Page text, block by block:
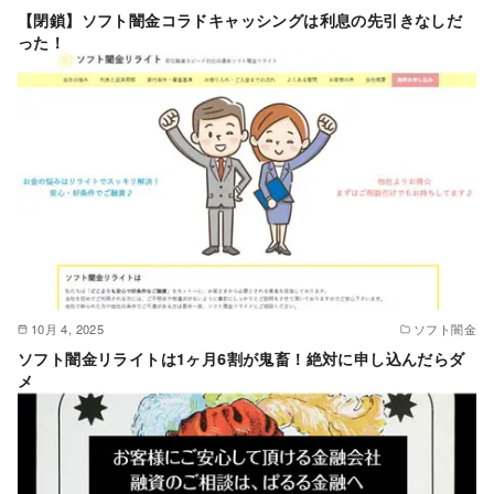
【閉鎖】ソフト闇金コラドキャッシングは利息の先引きなしだ
った！
10月 4, 2025 ソフト闇金
ソフト闇金リライトは1ヶ月6割が鬼畜！絶対に申し込んだらダ
メ